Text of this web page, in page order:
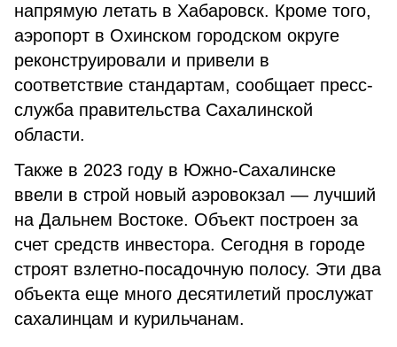
напрямую летать в Хабаровск. Кроме того,
аэропорт в Охинском городском округе
реконструировали и привели в
соответствие стандартам, сообщает пресс-
служба правительства Сахалинской
области.
Также в 2023 году в Южно-Сахалинске
ввели в строй новый аэровокзал — лучший
на Дальнем Востоке. Объект построен за
счет средств инвестора. Сегодня в городе
строят взлетно-посадочную полосу. Эти два
объекта еще много десятилетий прослужат
сахалинцам и курильчанам.